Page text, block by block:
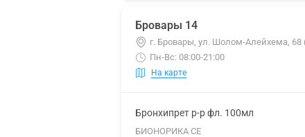
Бровары 14
г. Бровары, ул. Шолом-Алейхема,
Пн-Вс: 08:00-21:00
На карте
Бронхипрет р-р фл. 100мл
БИОНОРИКА СЕ